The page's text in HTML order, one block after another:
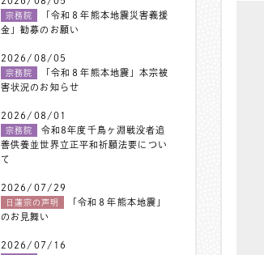
宗務院
「令和８年熊本地震災害義援
金」勧募のお願い
2026/08/05
宗務院
「令和８年熊本地震」本宗被
害状況のお知らせ
2026/08/01
宗務院
令和8年度千鳥ヶ淵戦没者追
善供養並世界立正平和祈願法要につい
て
2026/07/29
日蓮宗の声明
「令和８年熊本地震」
のお見舞い
2026/07/16